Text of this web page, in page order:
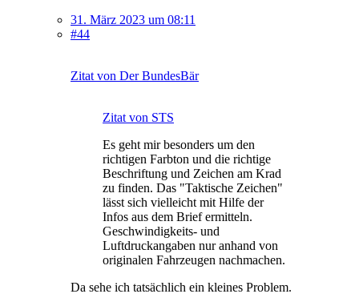
31. März 2023 um 08:11
#44
Zitat von Der BundesBär
Zitat von STS
Es geht mir besonders um den
richtigen Farbton und die richtige
Beschriftung und Zeichen am Krad
zu finden. Das "Taktische Zeichen"
lässt sich vielleicht mit Hilfe der
Infos aus dem Brief ermitteln.
Geschwindigkeits- und
Luftdruckangaben nur anhand von
originalen Fahrzeugen nachmachen.
Da sehe ich tatsächlich ein kleines Problem.